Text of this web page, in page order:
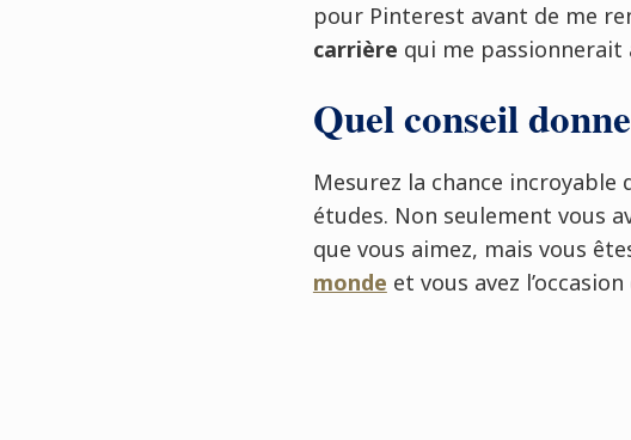
pour Pinterest avant de me
carrière qui me
Quel conseil
Mesurez la chance incroyable
études. Non seulement vous
que vous aimez, mais vous
monde et vous avez